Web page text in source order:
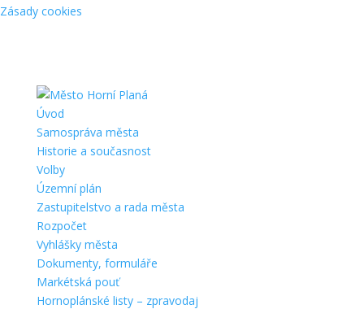
Zásady cookies
Úvod
Samospráva města
Historie a současnost
Volby
Územní plán
Zastupitelstvo a rada města
Rozpočet
Vyhlášky města
Dokumenty, formuláře
Markétská pouť
Hornoplánské listy – zpravodaj